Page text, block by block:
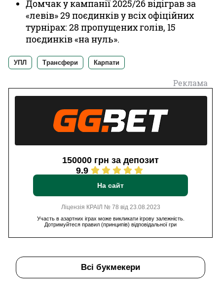
Домчак у кампанії 2025/26 відіграв за
«левів» 29 поєдинків у всіх офіційних
турнірах: 28 пропущених голів, 15
поєдинків «на нуль».
УПЛ Трансфери Карпати
Реклама
150000 грн за депозит
9.9
На сайт
Ліцензія КРАІЛ № 78 від 23.08.2023
Участь в азартних іграх може викликати ігрову залежність.
Дотримуйтеся правил (принципів) відповідальної гри
Всі букмекери